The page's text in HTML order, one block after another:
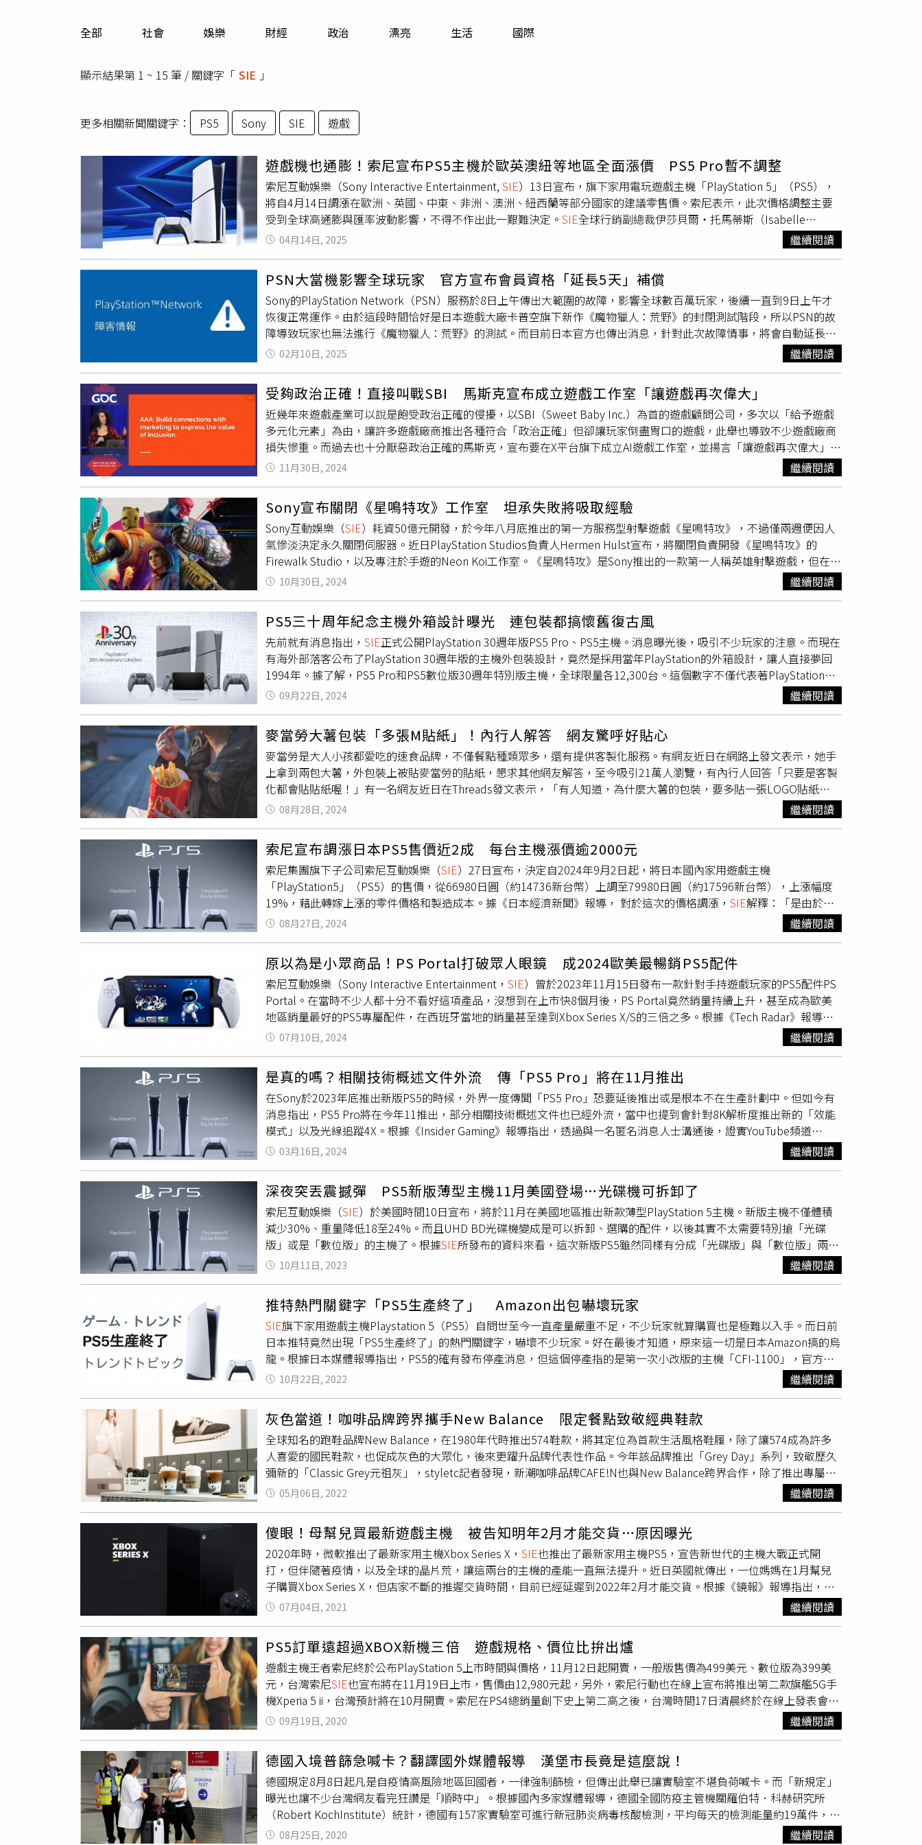
運勢
全部 社會 娛樂 財經 政治 漂亮 生活 國際
顯示結果第 1 ~ 15 筆 / 關鍵字「 SIE 」
更多相關新聞關鍵字： PS5 Sony SIE 遊戲
遊戲機也通膨！索尼宣布PS5主機於歐英澳紐等地區全面漲價 PS5 Pro暫不調整
索尼互動娛樂（Sony Interactive Entertainment, SIE）13日宣布，旗下家用電玩遊戲主機「PlayStation 5」（PS5），
將自4月14日調漲在歐洲、英國、中東、非洲、澳洲、紐西蘭等部分國家的建議零售價。索尼表示，此次價格調整主要
受到全球高通膨與匯率波動影響，不得不作出此一艱難決定。 SIE全球行銷副總裁伊莎貝爾‧托馬蒂斯（Isabelle
Tomatis）13日在PlayStation官方部落格公告，將對旗下家用電玩遊戲主機「PlayStation 5」（PS5）進行價格調整，而
另款主機「PS5 Pro」價格則暫不變動。托馬蒂斯表示，此決定是「在通膨和經濟環境艱難之下，不得不做出的艱難決
歐洲PS5數位版：449.99歐元（約台幣16700元）→499.99歐元（約台幣18500元）PS5光碟機版：價格不變英國PS5數
位版：389.99英鎊（約台幣16700元）→429.99英鎊（約台幣18400元）PS5光碟機版：價格不變澳洲PS5數位版：
679.95澳幣（約台幣14000元）→749.95澳幣（約台幣15400元）PS5光碟機版：799.95澳幣（約台幣16500元）
→829.95澳幣（約台幣17050元）紐西蘭PS5數位版：769.95紐元（約台幣14700元）→859.95紐元（約台幣16400元）
PS5光碟機版：899.95紐元（約台幣17200元）→949.95紐元（約台幣18200元）不過與此同時，PS5獨立光碟機的建議
零售價也將從4月14日起降低，具體如下： 歐洲：119.99歐元（約台幣4450元）→79.99歐元（約台幣2960元）英國：
99.99英鎊（約台幣4270元）→69.99英鎊（約台幣2990元）澳洲：159.95澳幣（約台幣3270元）→124.95澳幣（約台
幣2570元）紐西蘭：169.95紐元（約台幣3240元）→139.95紐元（約台幣2670元）該則公告還指出，以上未列出的歐
洲、中東和非洲地區部分市場的建議零售價，也可能會上調，客戶需與當地的零售商進行核實。此外，目前台灣PS5官
方售價數位版為新台幣14580元，光碟版則是17580元，獨立光碟機則為3680元，台灣市場是否也會啟動類似調整，目
前尚未有官方消息。
04月14日, 2025 繼續閱讀
PSN大當機影響全球玩家 官方宣布會員資格「延長5天」補償
Sony的PlayStation Network（PSN）服務於8日上午傳出大範圍的故障，影響全球數百萬玩家，後續一直到9日上午才
恢復正常運作。由於這段時間恰好是日本遊戲大廠卡普空旗下新作《魔物獵人：荒野》的封閉測試階段，所以PSN的故
障導致玩家也無法進行《魔物獵人：荒野》的測試。而目前日本官方也傳出消息，針對此次故障情事，將會自動延長玩
家PS PLUS會員資格5日做為補償。據了解，這次PSN的當機影響甚鉅，除了PS Stroe的遊戲無法下載外，其中包含帳戶
管理、遊戲與社交功能、PlayStation Video以及PlayStation Direct等功能都出現問題。這也代表著，絕大部分需要網路
連線的遊戲，在這段時間僅能進行單機離線遊玩。根據Downdetector的資料顯示，有超過71,000名用戶回報PSN故障
的情況。而在9日上午8點30分左右，PSN終於恢復正常。而日本SIE官方也在9日下午2點41分發文表示「PlayStation
Network 的故障問題已完全恢復，由於運行上產生的障礙給您帶來不便，我們深感抱歉。我們將自動延長所有
PlayStation🄬Plus 會員的服務使用期限5天。對於您在恢復期間的耐心等待，我們由衷感謝。」而在這份聲明中，官方
並未針對這次當機的原因進行說明。（圖／翻攝自社群網站X）與此同時，因為PSN影響而無法進行《魔物獵人：荒野》
的測試一事，日本卡普空官方也在社群網站X上發文表示「關於正在舉行的OBT2，由於PSN故障的發生，導致無法參加
測試，給您帶來不便，我們深感抱歉。有鑑於測試期間遭大幅縮減，我們目前正在討論是否能夠在下週末以後，額外進
行約24小時的補充測試。詳細內容確定後將另行報告。」（圖／翻攝自社群網站X）《CTWANT》就此事詢問台灣
SIET，SIET表示目前相關細節還在內部確認，一有詳細資訊將會即刻告知玩家。
02月10日, 2025 繼續閱讀
受夠政治正確！直接叫戰SBI 馬斯克宣布成立遊戲工作室「讓遊戲再次偉大」
近幾年來遊戲產業可以說是飽受政治正確的侵擾，以SBI（Sweet Baby Inc.）為首的遊戲顧問公司，多次以「給予遊戲
多元化元素」為由，讓許多遊戲廠商推出各種符合「政治正確」但卻讓玩家倒盡胃口的遊戲，此舉也導致不少遊戲廠商
損失慘重。而過去也十分厭惡政治正確的馬斯克，宣布要在X平台旗下成立AI遊戲工作室，並揚言「讓遊戲再次偉大」，
短時間內就吸引超過13萬的網友支持。據了解，Sweet Baby公司是一家加拿大的敘事設計和諮詢工作室，總部位於蒙特
婁，由前育碧開發人員金·貝萊爾與達維德·貝達爾於2018年創立。該公司致力於提升電子遊戲中的敘事質量，並推動
產業多樣化與包容性。他們為《戰神：諸神黃昏》、《心靈殺手2》等多款知名遊戲提供諮詢，協助塑造角色形象及豐
富敘事內容。但實際上，SBI在過程中以強硬的態度改變遊戲內容、角色設定，讓不少玩家極為不滿，特別是在《心靈
殺手2》和《戰神：諸神黃昏》等遊戲中，SBI對角色的改造與敘事的重塑被指為強行灌輸政治理念，引發激烈爭議。除
此之外，員工的行為也讓玩家十分不滿，SBI的聯合創始人金布萊爾（Kim Belair）被爆曾在2019年遊戲開發者大會
（GDC），表示可以用「威脅」的方式，使遊戲公司高層接受自己「政治正確化」的建議。2024年時，該公司也有員工
試圖透過網路輿論，煽動網友去舉報反對SBI的聲音。而在9月時，一位名為Camerin Wild的Sweet Baby的員工聲稱，
SBI的目的就是要「毀掉遊戲行業」，在當時也引發不少玩家的反彈。而玩家對於遊戲政治正確化的反應，其實從兩個
案例就可以得知，索尼互動娛樂（ SIE）旗下 Firewalk 工作室歷時8年、耗資50億元新台幣開發的第一人稱射擊遊戲《星
鳴特攻Concord》。這款遊戲的角色設定包含了跨性別者和同志，並要求玩家使用「they」和「them」等中性代詞來稱
呼角色。這個設定被玩家質疑過於政治正確，加上遊戲性質與其他遊戲雷同，導致遊戲一上市就遭到大量負評灌爆。僅
僅12天後，遊戲就不得不火速下架，開發工作室也隨之解散。日商萬代南夢宮娛樂在10月推出的3A大作《無名九使 覺
醒》，但有玩家發現，這款遊戲的編劇之一是惡名昭彰的SBI執行長金布萊爾。玩家認為，在金布萊爾的影響下，《無
名九使 覺醒》的角色容貌被刻意「醜化」，玩家為此強烈不滿。結果導致這款斥資1億美元（約32億台幣）開發的遊
戲，最終僅回收了20萬美元（約640萬台幣），首日上線最高人數僅285人。而近日就有網友發文抱怨「我無法理解，遊
戲開發者和遊戲媒體怎麼會這麼被意識形態所掌控。玩家們一直都是嘲弄者，反對貪婪企業，反對胡說八道。玩家們一
向排斥愚蠢的操控手段，也能識破那些外行的冒牌貨。為什麼（遊戲開發者、遊戲媒體）要迎合這些胡說八道呢？」這
篇貼文出來後，瞬間引發不少網友熱議，就連過去曾多次吐槽遊戲政治正確化的馬斯克，也分享了這篇貼文表示「太多
遊戲工作室被大型企業掌控，X平台將成立一個AI遊戲工作室，要讓遊戲再次偉大」。而這篇貼文曝光後，在極短的時間
內就獲得大量玩家的支持，有超過13.6萬名網友對這篇文章按讚，甚至有超過1.3萬次的轉發。（圖／翻攝自社群網站
X）
11月30日, 2024 繼續閱讀
Sony宣布關閉《星鳴特攻》工作室 坦承失敗將吸取經驗
Sony互動娛樂（SIE）耗資50億元開發，於今年八月底推出的第一方服務型射擊遊戲《星鳴特攻》，不過僅兩週便因人
氣慘淡決定永久關閉伺服器。近日PlayStation Studios負責人Hermen Hulst宣布，將關閉負責開發《星鳴特攻》的
Firewalk Studio，以及專注於手遊的Neon Koi工作室。《星鳴特攻》是Sony推出的一款第一人稱英雄射擊遊戲，但在
Steam平台首日最高同時在線人數僅697人，反應相當冷淡。該遊戲於2024年8月23日在PlayStation 5和Windows平台
發布，評論家對其評價褒貶不一，銷量及玩家數量遠不及預期。開發團隊在2024年9月4日宣布將於9月6日下線本作並關
閉伺服器，遊戲角色設計被批評過於「政治正確」，且玩法缺乏獨特性，導致無法吸引足夠玩家支持。Hermen Hulst在
公告中表示，隨著公司收入來源的發展， SIE將重點擴展至PlayStation設備之外，同時專注於提供引人入勝的線上體
驗。他指出，在將遊戲引入新平台時，必須具備戰略性，並識別未能滿足玩家期望的作品。Hermen Hulst說明，雖然移
動遊戲依然是工作室業務的優先領域，但目前仍處於早期發展階段。為了在這一領域取得成功，SIE將專注於符合
PlayStation Studios風格、能吸引全球玩家的遊戲，因此將關閉Neon Koi，其正在開發的移動動作遊戲也將不再繼續推
進。關於Firewalk Studios，PlayStation Studios在9月初曾宣佈對其開發的遊戲《Concord》進行重要更新。儘管該遊
強調，經過深思熟慮，關閉這兩個
工作室是強化組織的正確決策。Hermen Hulst指出，PvP第一人稱射擊遊戲是一個競爭激烈的領域，但發現
《Concord》並未達到 SIE的預期目標。未來他們將汲取此次經驗教訓，持續提升相關服務能力，以推動未來的進步。
10月30日, 2024 繼續閱讀
PS5三十周年紀念主機外箱設計曝光 連包裝都搞懷舊復古風
先前就有消息指出， SIE正式公開PlayStation 30週年版PS5 Pro、PS5主機。消息曝光後，吸引不少玩家的注意。而現在
有海外部落客公布了PlayStation 30週年版的主機外包裝設計，竟然是採用當年PlayStation的外箱設計，讓人直接夢回
1994年。據了解，PS5 Pro和PS5數位版30週年特別版主機，全球限量各12,300台。這個數字不僅代表著PlayStation的
誕生日期（1994年12月3日），也延續了十年前PlayStation 20週年時的傳統，當時
同樣推出限量12,300套的限量
PS4主機，曾引發一陣搶購熱潮。這次30週年系列產品也都採用統一的設計風格，包括灰色外殼和經典的四色Logo。此
外，PS5和PS5 Pro主機還將刻印30週年紀念字樣和獨特的流水編號。但不論是哪種版本，均不包含單獨販售的光碟機。
目前該系列限定版主機預計11月21日開賣。而在這時候，海外部落客Pyo突然在其社群網站X平台上貼出一張照片，指
稱這就是30周年系列限定主機的外箱。而與過去的外包裝相比，可以明顯地看到這次30周年系列限定主機的外箱，不管
是從配色、LOGO的位置，甚至是文字的比例，還有主機的擺放方式，完全就是承襲1994年推出的PlayStation的外箱。
這對於部分老玩家而言，根本就是直接勾起濃厚的兒時回憶。（圖／翻攝自社群網站X）
09月22日, 2024 繼續閱讀
麥當勞大薯包裝「多張M貼紙」！內行人解答 網友驚呼好貼心
麥當勞是大人小孩都愛吃的速食品牌，不僅餐點種類眾多，還有提供客製化服務。有網友近日在網路上發文表示，她手
上拿到兩包大薯，外包裝上被貼麥當勞的貼紙，懇求其他網友解答，至今吸引21萬人瀏覽，有內行人回答「只要是客製
化都會貼貼紙喔！」有一名網友近日在Threads發文表示，「有人知道，為什麼大薯的包裝，要多貼一張LOGO貼紙
嗎？」並附上兩包大薯都被貼著麥當勞的小貼紙的照片，引起網友熱烈回應，「代表奧客又在那邊客製化去鹽，但根本
不會比較健康」、「就是特製，如果你沒有說要特製還拿到，代表有人在rush的時候拿錯」、「去鹽的意思」、「特
餐點有客製化服務，因為怕拿錯，就會被貼上貼紙，「我的貝果堡也被貼一張」、「只要是客製化都會貼貼紙喔！漢堡
醬多之類的也會貼喔！」另外，有網友覺得，麥當勞這項操作很貼心，「說到這個，我覺得貼可愛貼紙或是貼客製貼
紙，很貼心，有些餐飲店覺得方便快速妳若不要什麼，直接被劃個X（叉叉）個人感受不太好。貼紙是多個成本，不一
定要有，但覺得有用心做記號很加分。」麥當勞薯條包裝上有貼紙，代表是客製化食物。（圖／Threads／
last_train_sie）
08月28日, 2024 繼續閱讀
索尼宣布調漲日本PS5售價近2成 每台主機漲價逾2000元
索尼集團旗下子公司索尼互動娛樂（SIE）27日宣布，決定自2024年9月2日起，將日本國內家用遊戲主機
「PlayStation5」（PS5）的售價，從66980日圓（約14736新台幣）上調至79980日圓（約17596新台幣），上漲幅度
19%，藉此轉嫁上漲的零件價格和製造成本。據《日本經濟新聞》報導， 對於這次的價格調漲， SIE解釋：「是由於全
球經濟形勢的變化，包括零件價格以及製造和物流成本的上漲。」該公司表示：「提高價格是一個艱難的商業決策，但
定價調整將使我們能夠穩定地向國內客戶交付產品。」這已經是PS5主機在日本的第3次漲價。PS5在2020年11月初次發
售時的初始價格為54978日元（約新台幣12150元），2022年9月提高至60478日元（約新台幣13370元），2023年11月
再次提高至66980日元。此次漲價後，將比原價貴出約25000日圓（約新台幣5500元）。上一代遊戲機「PS4」在日本
發售後價格並未上漲。半導體和記憶體等零件價格上漲被認為是對於這一波價格調漲的主素。在今年2月份的財務業績
發布會上，索尼集團總裁十時裕樹指出，「PS5面臨的挑戰是很難降低成本。即使晶片和記憶體的成本持續上漲，我們
仍計劃推出用戶負擔得起的產品。」此波價格上漲包含PS5相關的週邊設備。無線控制器的售價將從9480日圓上調至
11480日圓（約新台幣2540元），虛擬實境（VR）護目鏡「PlayStation VR2」的售價將從74980日圓上調至89980日圓
08月27日, 2024 繼續閱讀
原以為是小眾商品！PS Portal打破眾人眼鏡 成2024歐美最暢銷PS5配件
索尼互動娛樂（Sony Interactive Entertainment， SIE）曾於2023年11月15日發布一款針對手持遊戲玩家的PS5配件PS
Portal。在當時不少人都十分不看好這項產品，沒想到在上市快8個月後，PS Portal竟然銷量持續上升，甚至成為歐美
地區銷量最好的PS5專屬配件，在西班牙當地的銷量甚至達到Xbox Series X/S的三倍之多。根據《Tech Radar》報導指
出，PS Portal發售8個月以來，銷量十分良好，尤其是在美國市場，Circana執行董事兼電視遊戲行業顧問Piscatella就曾
表示，PS Portal不僅創下5月份美國銷售額最高的配件的紀錄外，甚至也是2024年截至目為止銷售額最高的配件。SIE
先前也曾表示，目前PS Portal的銷量已經超乎了事前的預期，PlayStation產品管理副總裁Hiromi Wakai 在接受訪問時表
示，PS Portal一開始就是定位在適合特定需求和希望以特定方式遊玩的人的產品。Wakai也提到，PS Portal的受歡迎程
度，目前已經幫助SIE持續穩定地出貨，而且出貨量也不斷地在提升。報導中也提到，PS Portal於2023年11月推出後，
在短短2天內就在美國、英國售罄。雖然PS Portal並不支援雲端遊玩，但相較於其他手持設備，PS Portal的其產品的CP
值更加的高。
07月10日, 2024 繼續閱讀
是真的嗎？相關技術概述文件外流 傳「PS5 Pro」將在11月推出
在Sony於2023年底推出新版PS5的時候，外界一度傳聞「PS5 Pro」恐要延後推出或是根本不在生產計劃中。但如今有
消息指出，PS5 Pro將在今年11推出，部分相關技術概述文件也已經外流，當中也提到會針對8K解析度推出新的「效能
模式」以及光線追蹤4X。根據《Insider Gaming》報導指出，透過與一名匿名消息人士溝通後，證實YouTube頻道
「Moore’s Law is Dead」所釋出的PS5 Pro技術文件，絕對是真實可靠的。可以確定YouTube頻道「Moore’s Law is
Dead」所曝光的技術文件，是來自PS的開發者。在這份文件中，PS5 Pro的代號被命名為「Trinity」，其最主要的目標
是提升、穩定主機在4K解析度下的影格速率（FPS／幀數，目前在4K解析度下，PS5的FPS為60至30之間），同時也會
針對8K解析度推出全新的效能模式，以及速度更快的光線追蹤功能。概要變動功能如下：1.速度比PS5快45%。2.2至3x
光線追蹤 (某些情況下可達4x)3.33.5 兆次浮點運算4.PSSR (PlayStation Spectral Super Resolution Upscaling) 放大／反
鋸齒解決方案5.計畫在未來的SDK版本支援8K解析度6.客製化機器學習架構7.內建AI加速器，支持300 TOPS的8位元計
算、67 TFLOPS 的16位浮點運算報導中也提到，目前這份文件已經被發送給更多的第三方遊戲開發者，前提是不得公開
或私下分享。除此之外，其實早在2023年9月開始，已經有第一方開發者獲得了開發套件，而從2024年春季開始，第三
方工作室也可以使用相關的測試套件。至於上市時間，文件中雖然爆料指出，PS5 Pro應該會在2024年假日季節（11
月）左右發受，但報導中表示，考量今年PS5並沒有太多強悍的大作，因此上市時間有可能還會更動。
03月16日, 2024 繼續閱讀
深夜突丟震撼彈 PS5新版薄型主機11月美國登場…光碟機可拆卸了
索尼互動娛樂（SIE）於美國時間10日宣布，將於11月在美國地區推出新款薄型PlayStation 5主機。新版主機不僅體積
減少30%、重量降低18至24%。而且UHD BD光碟機變成是可以拆卸、選購的配件，以後其實不太需要特別搶「光碟
版」或是「數位版」的主機了。根據SIE所發布的資料來看，這次新版PS5雖然同樣有分成「光碟版」與「數位版」兩種
版本，但相較於前代，前代光碟版的光碟機無法拆卸，前代數位版主機無法擴充光碟。在這次的新版PS5中，光碟版與
數位版主機的差異，就是「是否有預先安裝好UHD BD光碟機」。即便使用者購買的是新版數位版的PS5，日後也可以
實在外觀上相差無幾，甚至還延續前代主機那時尚、科幻的設計風格，兩側的護蓋則曾原本的一片式，變成了兩截式的
設計。但是在體積方面，新版主機較前代主機減少30%以上，而且重量分別減少18%、24%。除此之外，內部儲存空間
從原本的852GB提升為1TB，而前方的USB插孔的部分，則從前代的一組USB-A與USB-C，改成兩組USB-C，但其中一
組USB-C插孔依舊是維持在USB 2.0的速度。目前已知，新版PS5將會於11月在美國正式販售，之後也會在全球各地陸續
開賣。而在售價方面，PS5光碟版為499.99美元、PS5數位版為449.99美元。台灣售價則有待官方後續發布。
10月11日, 2023 繼續閱讀
推特熱門關鍵字「PS5生產終了」 Amazon出包嚇壞玩家
SIE旗下家用遊戲主機Playstation 5（PS5）自問世至今一直產量嚴重不足，不少玩家就算購買也是極難以入手。而日前
日本推特竟然出現「PS5生產終了」的熱門關鍵字，嚇壞不少玩家。好在最後才知道，原來這一切是日本Amazon搞的烏
龍。根據日本媒體報導指出，PS5的確有發布停產消息，但這個停產指的是第一次小改版的主機「CFI-1100」，官方改
以推出第二次小改版「CFI-1200」為主要銷售機種。而這次的烏龍則是日本Amazon搞出來的，原因是日本Amazon先前
舉辦抽籤購買PS5的活動，中籤的玩家將會收到官方的通知，而官方在通知信中陳述了舊改版機種停售、改以販售新改
上，其實日本Amazon所寄出的信件中有附帶新改版主機的預購連結，因此只是一個小小的烏龍意外。而
表示，這起事件只是個烏龍，PS5的生產並沒有停止。
10月22日, 2022 繼續閱讀
灰色當道！咖啡品牌跨界攜手New Balance 限定餐點致敬經典鞋款
全球知名的跑鞋品牌New Balance，在1980年代時推出574鞋款，將其定位為首款生活風格鞋履，除了讓574成為許多
人喜愛的國民鞋款，也促成灰色的大眾化，後來更躍升品牌代表性作品。今年該品牌推出「Grey Day」系列，致敬歷久
彌新的「Classic Grey元祖灰」，styletc記者發現，新潮咖啡品牌CAFE!N也與New Balance跨界合作，除了推出專屬限
定的灰色餐點，即日起還於CAFE!N台北民權店舉辦跨界職人展覽，同時與官網與門市推出限定活動，滿額就能拿到主題
贈品。「GREY豆漿焙茶奶酥吐司」（左，70元／份）、「NB COOK!ES」（120元／3入）。「灰色」代表沉著內斂及
安定平衡，CAFE!N以GREY & BALANCE為主題研發聯名餐飲，在拿鐵部分，以新鮮芋泥融入竹炭粉或搭配新竹福源的黑
芝麻醬，推出「GREY芋泥冠軍拿鐵／莊園拿鐵」以及「GREY芝麻冠軍拿鐵／莊園拿鐵」，以此致意Grey Day；品牌的
經典吐司也改以竹炭豆漿入麵團，推出「GREY豆漿焙茶奶酥吐司」，並增加嚼感體驗；另外還有3片1盒的Q版餅乾
「NB COOK!ES」，包含抹茶口味的574、巧克力口味的NB logo，和奶香原味的CAFE!N logo，全系列商品有趣又好
拍。CAFE!N台北民權店推出跨界職人策展。即日起～6/26，New Balance也邀請多位品味職人攜手，以經典的「N」為
創作元素並注入永續理念，在CAFE!N台北民權店推出主題展覽，共同策展單位包括CAFE!N、吳子霏&王可元、oqLiq、
、hallo hutte，希望透過職人們的專業敘事與獨到品味，共同形塑別開生面的灰調體驗。此次推出兩
款主題贈品「GREY MASK」（左）與「COFFEE CONTAINER」咖啡豆罐。CAFE!N更以GREY & DAILY LIFE為設計靈感
開發主題贈品，包括「GREY MASK」口罩放入雙品牌Logo，採左右對稱極簡設計；以及半磅容量的咖啡豆罐「COFFEE
CONTAINER」，以馬口鐵為主材質，罐身底部的透氣閥可讓烘焙後的咖啡豆排放二氧化碳，以保留較佳風味。CAFE!N
門市與官網也推出限定活動，門市單筆消費滿250元贈GREY MASK 1片（不累贈）、門市單筆消費滿750元贈COFFEE
CONTAINER 1只（不累贈，單筆消費滿750元僅能擇1款贈品，恕不同時贈送）、官網單筆消費滿1,500元贈GREY MASK
2片＋COFFEE CONTAINER 1只（不累贈），贈品皆數量有限、贈完為止。
05月06日, 2022 繼續閱讀
傻眼！母幫兒買最新遊戲主機 被告知明年2月才能交貨…原因曝光
2020年時，微軟推出了最新家用主機Xbox Series X， SIE也推出了最新家用主機PS5，宣告新世代的主機大戰正式開
打，但伴隨著疫情，以及全球的晶片荒，讓這兩台的主機的產能一直無法提升。近日英國就傳出，一位媽媽在1月幫兒
子購買Xbox Series X，但店家不斷的推遲交貨時間，目前已經延遲到2022年2月才能交貨。根據《鏡報》報導指出，一
名母親對媒體控訴，他在1月幫兒子購買心儀的Xbox Series X時，遇到惡質的店家，一些聲稱有庫存的零售店會要求客
戶先付款，接著再告訴客戶何時交貨，但是交貨時間不斷地被推遲，他們1月支付全額費用訂購，原本的交貨日期從3月
延遲到4月，之後又延到6月，現在則是直接說2022年2月才能拿到貨。其實除了Xbox Series X有供不應求的現象外，
所推出的PS5同樣也是面臨到相同的狀況，從上市至今供貨依舊無法穩定。報導中指出，遊戲媒體《Askaboutgames》
的編輯羅伯遜 (Andy Robertson)表示，主機會嚴重缺乏，除了因為新冠肺炎疫情造成產能下降外，另外就是全球晶片荒
所導致。而根據《3DMGame》4月的報導指出，富士康總裁劉楊偉表示，因為晶片的缺乏，他們產品出貨量較先前少
10%，估計在2021年難以緩解。報導中推測，這波晶片荒應該會持續到2022年第二季，這也代表了PS5與XSX等主機可
能會持續缺貨至2022年第二季，但報導中也指出，這也不代表到時候缺貨狀況就能馬上緩解。
07月04日, 2021 繼續閱讀
PS5訂單遠超過XBOX新機三倍 遊戲規格、價位比拚出爐
遊戲主機王者索尼終於公布PlayStation 5上市時間與價格，11月12日起開賣，一般版售價為499美元、數位版為399美
元，台灣索尼SIE也宣布將在11月19日上市，售價由12,980元起，另外，索尼行動也在線上宣布將推出第二款旗艦5G手
機Xperia 5 ii，台灣預計將在10月開賣。索尼在PS4總銷量創下史上第二高之後，台灣時間17日清晨終於在線上發表會宣
布PS5的上市日期與售價，PS5將在11月12日優先在包括美、日、韓在內的七國賣，其他國家則在11月19日上市，一般
也在稍晚宣布，台灣將在9月18日開放預購PS5、11月19日上市，
碟機、其他規格與一般版完全相同，導致PS5數位版的定價仍高達399美元，相較之下，數位版的XBOX Series S從圖形
處理效能、內建儲存空間、記憶體都縮水，不能玩4K遊戲、只支援1440p遊戲，因而成功將售價壓到299美元，比數位
版PS5便宜了100美元，兩者在台價差則為3,500元。在訂單量方面，由於在遊戲生態系統經營上，索尼更偏向於推出獨
占的主機遊戲、而非PC網路遊戲或甚至是雲端遊戲，加上過去兩代主機成功的銷售紀錄，讓索尼比起微軟更倚重主機硬
體的銷售量，索尼PS5訂單量仍是遠遠超過微軟XBOX新主機的三倍之多，相關供應鏈包括負責組裝的和碩與鴻海集團、
09月19日, 2020 繼續閱讀
德國入境普篩急喊卡？翻譯國外媒體報導 漢堡市長竟是這麼說！
德國規定8月8日起凡是自疫情高風險地區回國者，一律強制篩檢，但傳出此舉已讓實驗室不堪負荷喊卡。而「新規定」
曝光也讓不少台灣網友看完狂讚是「順時中」。根據國內多家媒體報導，德國全國防疫主管機關羅伯特．科赫研究所
（Robert KochInstitute）統計，德國有157家實驗室可進行新冠肺炎病毒核酸檢測，平均每天的檢測能量約19萬件，理
論上每週可進行120萬件的檢測。不過因為德國規定從高風險國家返國的人必須接受篩檢，結果大幅增加實驗室的負
08月25日, 2020 繼續閱讀